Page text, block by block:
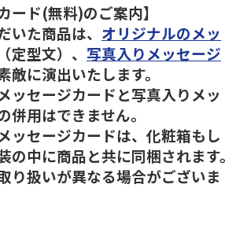
ード(無料)のご案内】
た商品は、 オリジナルのメッ
（定型文）、 写真入りメッセージ
敵に演出いたします。
ッセージカードと写真入りメッ
併用はできません。
ッセージカードは、化粧箱もし
の中に商品と共に同梱されます。
り扱いが異なる場合がございま